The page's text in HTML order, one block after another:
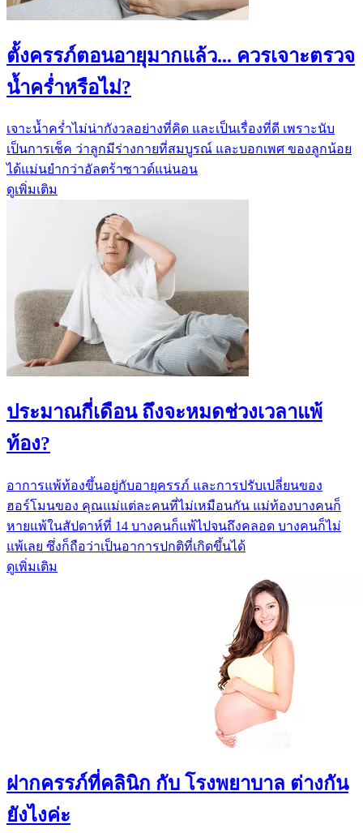
ตั้งครรภ์ตอนอายุมากแล้ว... ควรเจาะตรวจ
น้ำคร่ำหรือไม่?
เจาะน้ำคร่ำไม่น่ากังวลอย่างที่คิด และเป็นเรื่องที่ดี เพราะนับ
เป็นการเช็ค ว่าลูกมีร่างกายที่สมบูรณ์ และบอกเพศ ของลูกน้อย
ได้แม่นยำกว่าอัลตร้าซาวด์แน่นอน
ดูเพิ่มเติม
ประมาณกี่เดือน ถึงจะหมดช่วงเวลาแพ้
ท้อง?
อาการแพ้ท้องขึ้นอยู่กับอายุครรภ์ และการปรับเปลี่ยนของ
ฮอร์โมนของ คุณแม่แต่ละคนที่ไม่เหมือนกัน แม่ท้องบางคนก็
หายแพ้ในสัปดาห์ที่ 14 บางคนก็แพ้ไปจนถึงคลอด บางคนก็ไม่
แพ้เลย ซึ่งก็ถือว่าเป็นอาการปกติที่เกิดขึ้นได้
ดูเพิ่มเติม
ฝากครรภ์ที่คลินิก กับ โรงพยาบาล ต่างกัน
ยังไงค่ะ